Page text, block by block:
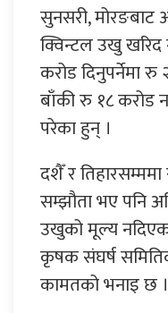
सुनसरी,
क्विन्टल उखु
करोड दिनुपर्नेमा
बाँकी रु १८ करोड
परेका हुन् ।
दशैँ र
सम्झौता भए पनि
उखुको मूल्य
कृषक संघर्ष
कामतको भनाइ छ ।